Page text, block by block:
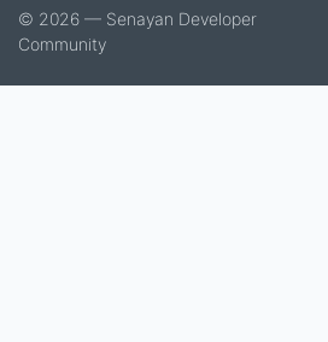
© 2026 — Senayan Developer
Community